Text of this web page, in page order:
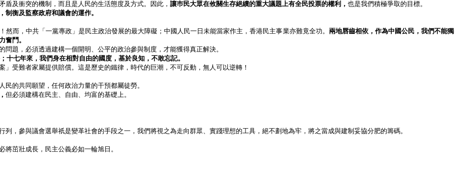
及衝突的機制，而且是人民的生活態度及方式。因此， 讓巿民大眾在攸關生存絕續的重大議題上有全民投票的權利， 也是我們積極爭取的目標。
衡及監察政府和議會的運作。
而，中共「一黨專政」是民主政治發展的最大障礙；中國人民一日未能當家作主，香港民主事業亦難竟全功。 兩地唇齒相依，作為中國公民，我們不能獨
奮鬥。
題，必須透過建構一個開明、公平的政治參與制度，才能獲得真正解決。
七年來，我們身在相對自由的國度，基於良知，不敢忘記。
受難者家屬提供賠償。這是歷史的鐵律，時代的巨潮，不可反動，無人可以逆轉！
的共同願望，任何政治力量的干預都屬徒勞。
但必須建構在民主、自由、均富的基礎上。
，參與議會選舉祇是變革社會的手段之一，我們將視之為走向群眾、實踐理想的工具，絕不劃地為牢，將之當成與建制妥協分肥的籌碼。
茁壯成長，民主公義必如一輪旭日。